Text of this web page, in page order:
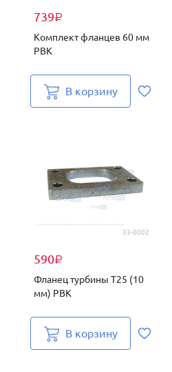
739₽
Комплект фланцев 60 мм
PBK
В корзину
33-0002
590₽
Фланец турбины Т25 (10
мм) PBK
В корзину